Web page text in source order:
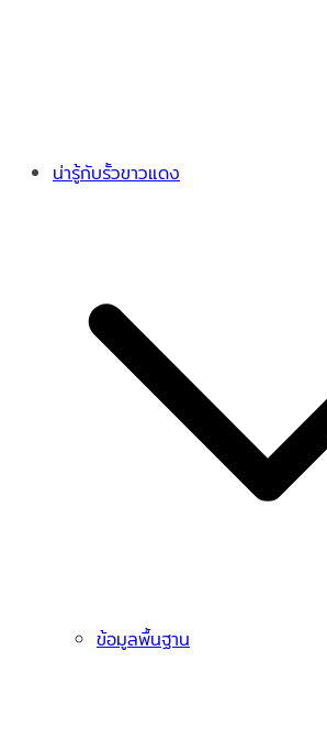
น่ารู้กับรั้วขาวแดง
ข้อมูลพื้นฐาน